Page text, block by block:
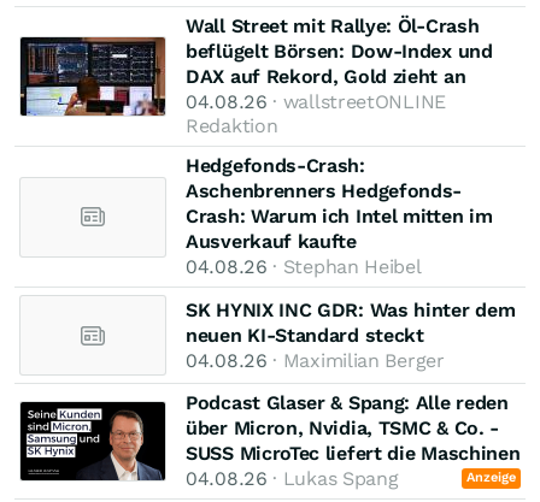
Wall Street mit Rallye: Öl-Crash
beflügelt Börsen: Dow-Index und
DAX auf Rekord, Gold zieht an
04.08.26 · wallstreetONLINE
Redaktion
Hedgefonds-Crash:
Aschenbrenners Hedgefonds-
Crash: Warum ich Intel mitten im
Ausverkauf kaufte
04.08.26 · Stephan Heibel
SK HYNIX INC GDR: Was hinter dem
neuen KI-Standard steckt
04.08.26 · Maximilian Berger
Podcast Glaser & Spang: Alle reden
über Micron, Nvidia, TSMC & Co. -
SUSS MicroTec liefert die Maschinen
04.08.26 · Lukas Spang Anzeige